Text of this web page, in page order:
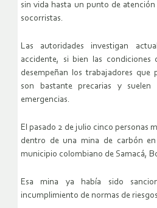
sin vida hasta un punto de
socorristas.
Las autoridades investigan
accidente, si bien las
desempeñan los trabajadores que
son bastante precarias y
emergencias.
El pasado 2 de julio cinco personas
dentro de una mina de carbón
municipio colombiano de Samacá,
Esa mina ya había sido
incumplimiento de normas de